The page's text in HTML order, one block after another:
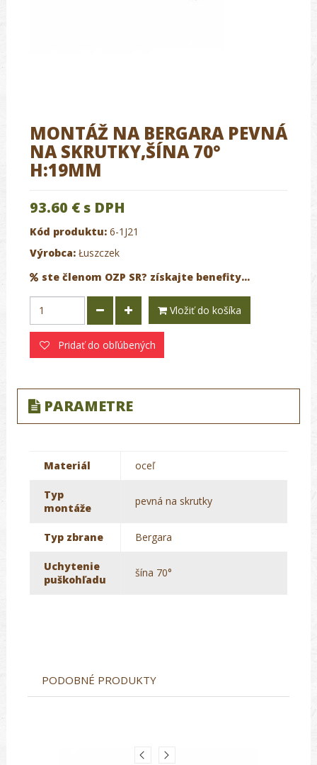
MONTÁŽ NA BERGARA PEVNÁ
NA SKRUTKY,ŠÍNA 70°
H:19MM
93.60 € s DPH
Kód produktu: 6-1J21
Výrobca: Łuszczek
ste členom OZP SR? získajte benefity...
Vložiť do košíka
Pridať do obľúbených
PARAMETRE
Materiál oceľ
Typ
montáže
pevná na skrutky
Typ zbrane Bergara
Uchytenie
puškohľadu
šína 70°
PODOBNÉ PRODUKTY